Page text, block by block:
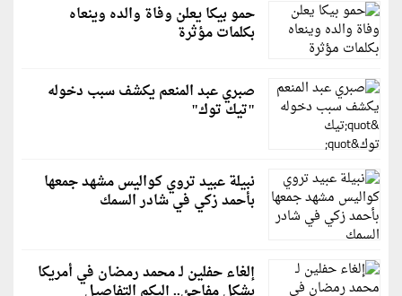
حمو بيكا يعلن وفاة والده وينعاه
بكلمات مؤثرة
صبري عبد المنعم يكشف سبب دخوله
"تيك توك"
نبيلة عبيد تروي كواليس مشهد جمعها
بأحمد زكي في شادر السمك
إلغاء حفلين لـ محمد رمضان في أمريكا